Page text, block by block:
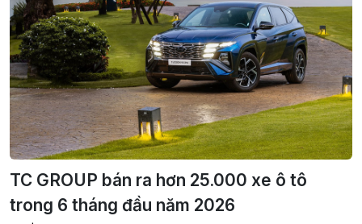
TC GROUP bán ra hơn 25.000 xe ô tô
trong 6 tháng đầu năm 2026